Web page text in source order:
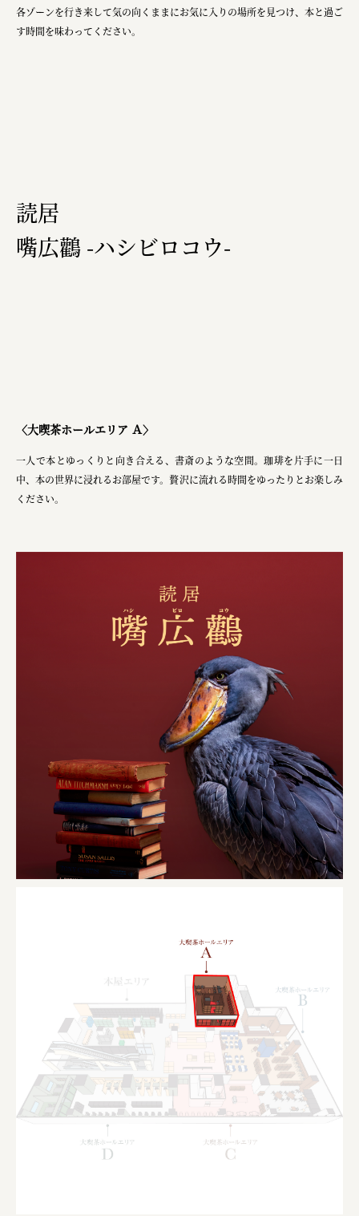
各ゾーンを行き来して気の向くままにお気に入りの場所を見つけ、本と過ご
す時間を味わってください。
読居
嘴広鸛 -ハシビロコウ-
〈大喫茶ホールエリア Ａ〉
一人で本とゆっくりと向き合える、書斎のような空間。珈琲を片手に一日
中、本の世界に浸れるお部屋です。贅沢に流れる時間をゆったりとお楽しみ
ください。